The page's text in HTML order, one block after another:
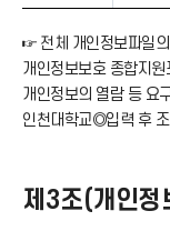
☞ 전체 개인정보파일
개인정보보호 종합지
개인정보의 열람 등
인천대학교◎입력 후
제3조(개인정